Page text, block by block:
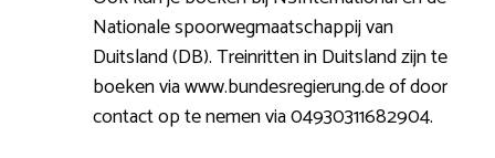
Nationale spoorwegmaatschappij van
Duitsland (DB). Treinritten in Duitsland zijn te
boeken via www.bundesregierung.de of door
contact op te nemen via 04930311682904.